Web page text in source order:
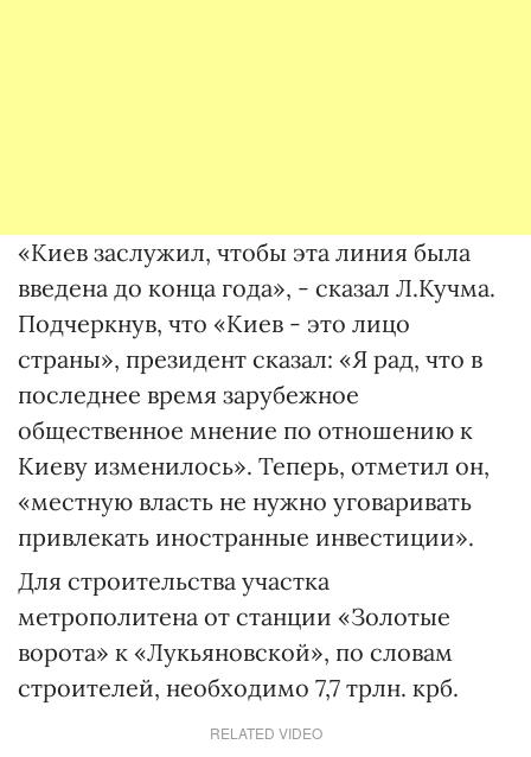
«Киев заслужил, чтобы эта линия была
введена до конца года», - сказал Л.Кучма.
Подчеркнув, что «Киев - это лицо
страны», президент сказал: «Я рад, что в
последнее время зарубежное
общественное мнение по отношению к
Киеву изменилось». Теперь, отметил он,
«местную власть не нужно уговаривать
привлекать иностранные инвестиции».
Для строительства участка
метрополитена от станции «Золотые
ворота» к «Лукьяновской», по словам
строителей, необходимо 7,7 трлн. крб.
RELATED VIDEO